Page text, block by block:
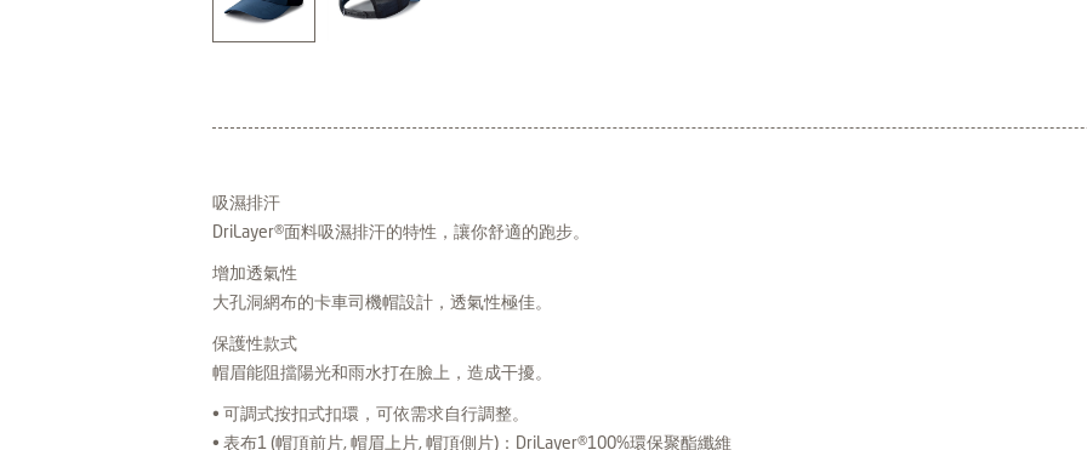
吸濕排汗
DriLayer®面料吸濕排汗的特性，讓你舒適的跑步。
增加透氣性
大孔洞網布的卡車司機帽設計，透氣性極佳。
保護性款式
帽眉能阻擋陽光和雨水打在臉上，造成干擾。
• 可調式按扣式扣環，可依需求自行調整。
• 表布1 (帽頂前片, 帽眉上片, 帽頂側片)：DriLayer®100%環保聚酯纖維